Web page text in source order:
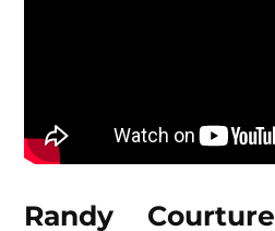
Randy